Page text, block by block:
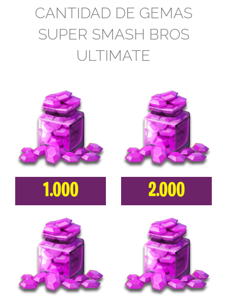
CANTIDAD DE GEMAS
SUPER SMASH BROS
ULTIMATE
1.000 2.000